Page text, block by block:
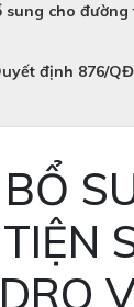
cho đường
định 876/